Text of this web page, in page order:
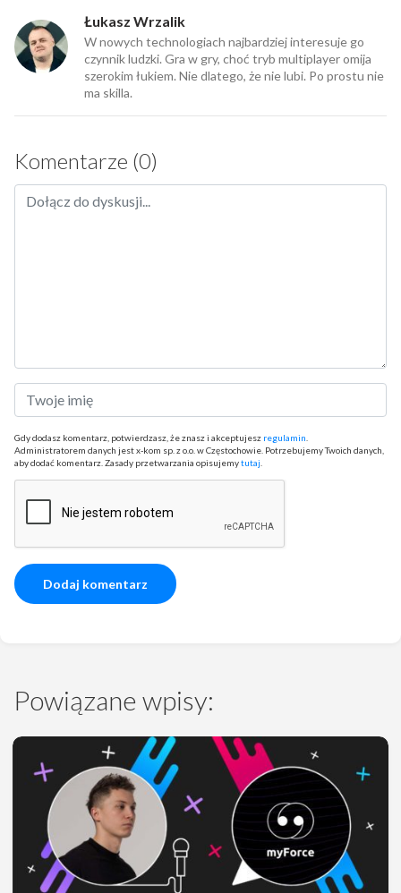
Łukasz Wrzalik
W nowych technologiach najbardziej interesuje go
czynnik ludzki. Gra w gry, choć tryb multiplayer omija
szerokim łukiem. Nie dlatego, że nie lubi. Po prostu nie
ma skilla.
Komentarze (0)
Gdy dodasz komentarz, potwierdzasz, że znasz i akceptujesz regulamin
Administratorem danych jest x-kom sp. z o.o. w Częstochowie. Potrzebujemy Twoich danych,
aby dodać komentarz. Zasady przetwarzania opisujemytutaj
Powiązane wpisy: